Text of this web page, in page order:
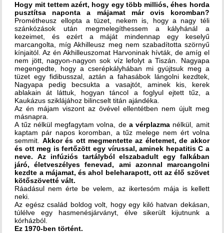
Hogy mit tettem azért, hogy egy több milliós, éhes horda
pusztítsa naponta a májamat már ovis koromban?
Prométheusz ellopta a tüzet, nekem is, hogy a nagy téli
szánkózások után megmelegíthessem a kályhánál a
kezeimet, és ezért a máját mindennap egy keselyű
marcangolta, míg Akhilleusz meg nem szabadította szörnyű
kínjaitól. Az én Akhilleuszomat Harvoninak hívták, de amíg el
nem jött, nagyon-nagyon sok víz lefolyt a Tiszán. Nagyapa
megengedte, hogy a cserépkályhában mi gyújtsuk meg a
tüzet egy fidibusszal, aztán a fahasábok lángolni kezdtek,
Nagyapa pedig becsukta a vasajtót, aminek kis, kerek
ablakain át láttuk, hogyan táncol a foglyul ejtett tűz, a
Kaukázus sziklájához bilincselt titán ajándéka.
Az én májam viszont az övével ellentétben nem újult meg
másnapra.
A tűz nélkül megfagytam volna, de a vérplazma nélkül, amit
kaptam pár napos koromban, a tűz melege nem ért volna
semmit. Akkor és ott megmentette az életemet, de akkor
és ott meg is fertőzött egy vírussal, aminek hepatitis C a
neve.
Az infúziós tartályból elszabadult egy falkában
járó, életveszélyes fenevad, ami azonnal marcangolni
kezdte a májamat, és ahol beleharapott, ott az élő szövet
kötőszövetté vált.
Ráadásul nem érte be velem, az ikertesóm mája is kellett
neki.
Az egész család boldog volt, hogy egy kiló hatvan dekásan,
túlélve egy hasmenésjárványt, élve sikerült kijutnunk a
kórházból.
Ez 1970-ben történt.